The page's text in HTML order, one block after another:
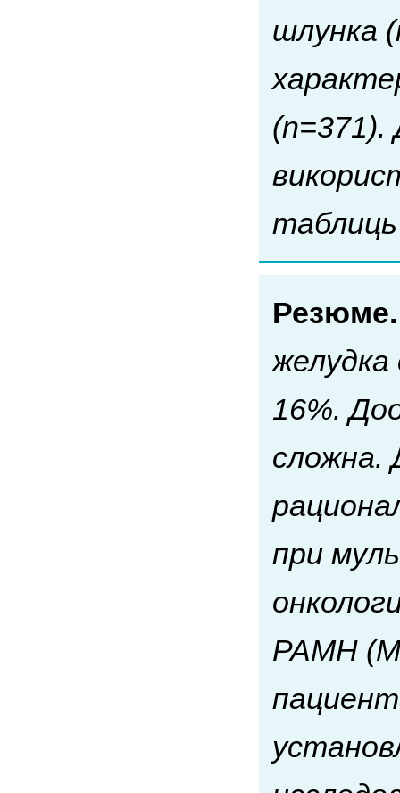
шлунка
(n=371).
16%.
сложна.
при
РАМН